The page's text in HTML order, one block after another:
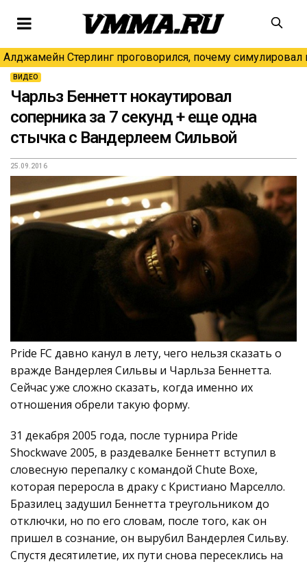
Алджамейн Стерлинг проговорился, почему симулировал
ВИДЕО
Чарльз Беннетт нокаутировал
соперника за 7 секунд + еще одна
стычка с Вандерлеем Сильвой
25.09.2016
Pride FC давно канул в лету, чего нельзя сказать о
вражде Вандерлея Сильвы и Чарльза Беннетта.
Сейчас уже сложно сказать, когда именно их
отношения обрели такую форму.
31 декабря 2005 года, после турнира Pride
Shockwave 2005, в раздевалке Беннетт вступил в
словесную перепалку с командой Chute Boxe,
которая переросла в драку с Кристиано Марселло.
Бразилец задушил Беннетта треугольником до
отключки, но по его словам, после того, как он
пришел в сознание, он вырубил Вандерлея Сильву.
Спустя десятилетие, их пути снова пересеклись на